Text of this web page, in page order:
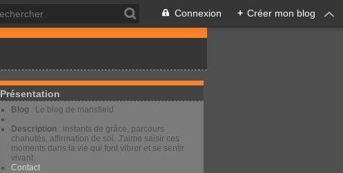
Connexion + Créer mon blog
Présentation
Blog : Le blog de mansfield
Description : instants de grâce, parcours
chahutés, affirmation de soi. J'aime saisir ces
moments dans la vie qui font vibrer et se sentir
vivant.
Contact